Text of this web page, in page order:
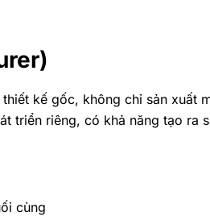
thiết kế gốc, không chỉ sản xuất
triển riêng, có khả năng tạo ra
cùng